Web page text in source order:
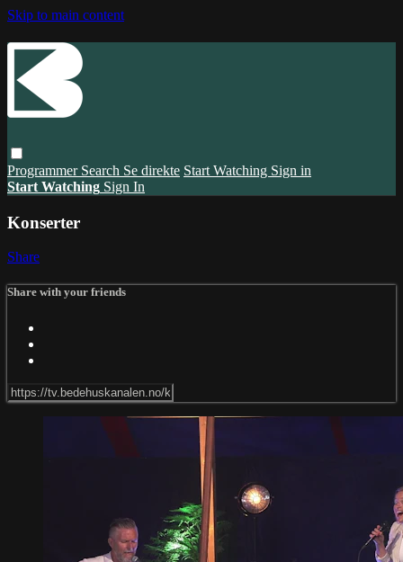
Skip to main content
Programmer Search Se direkte Start Watching Sign in
Start Watching Sign In
Konserter
Share
Share with your friends